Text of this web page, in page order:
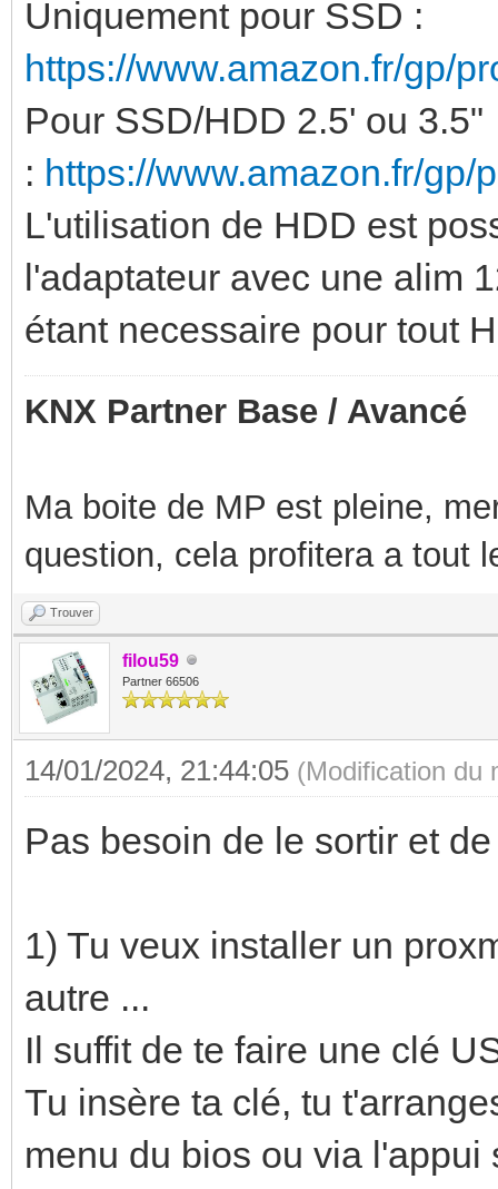
Uniquement pour SSD :
https://www.amazon.fr/gp/
Pour SSD/HDD 2.5' ou 3.5"
: https://www.amazon.fr/
L'utilisation de HDD est
l'adaptateur avec une alim
étant necessaire pour tout
KNX Partner Base / Avancé
Ma boite de MP est pleine,
question, cela profitera a tout
Trouver
filou59
Partner 66506
14/01/2024, 21:44:05 (Modification du
Pas besoin de le sortir et
1) Tu veux installer un
autre ...
Il suffit de te faire une clé
Tu insère ta clé, tu
menu du bios ou via